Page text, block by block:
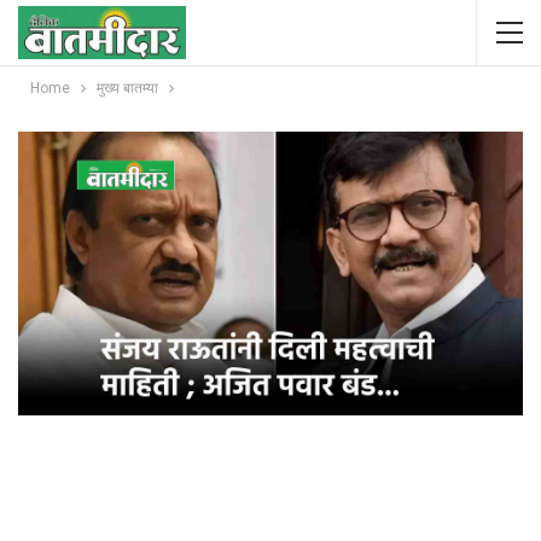
Home मुख्य बातम्या